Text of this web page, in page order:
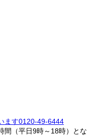
ます0120-49-6444
間（平日9時～18時）とな